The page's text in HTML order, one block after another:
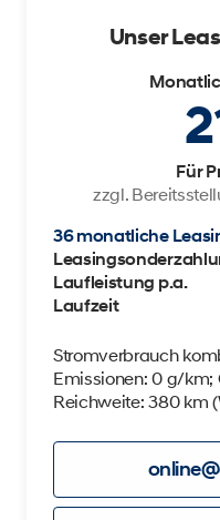
Unser
Für
zzgl.
36 monatliche
Laufleistung p.a.
Laufzeit
Stromverbrauch
Emissionen: 0 g/km;
Reichweite: 380 km